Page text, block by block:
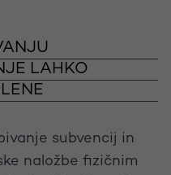
LAHKO
subvencij in
naložbe fizičnim